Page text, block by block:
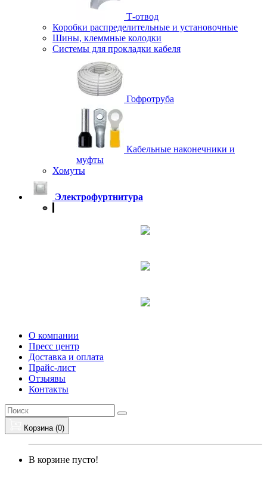
Т-отвод
Коробки распределительные и установочные
Шины, клеммные колодки
Системы для прокладки кабеля
Гофротруба
Кабельные наконечники и
муфты
Хомуты
Электрофуртнитура
О компании
Пресс центр
Доставка и оплата
Прайс-лист
Отзыявы
Контакты
Корзина (0)
В корзине пусто!